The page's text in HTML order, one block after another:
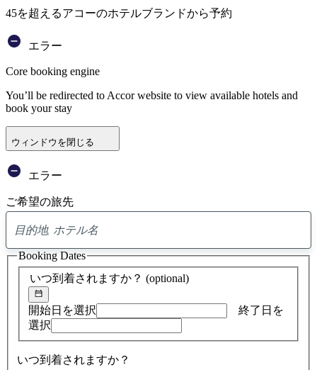
45を超えるアコーのホテルブランドから予約
エラー
Core booking engine
You’ll be redirected to Accor website to view available hotels and
book your stay
ウィンドウを閉じる
エラー
ご希望の旅先
ア
ド
バ
イ
検
索
いつ到着されますか？ (optional)
開始日を選択
終了日を
選択
いつ到着されますか？
Booking Dates